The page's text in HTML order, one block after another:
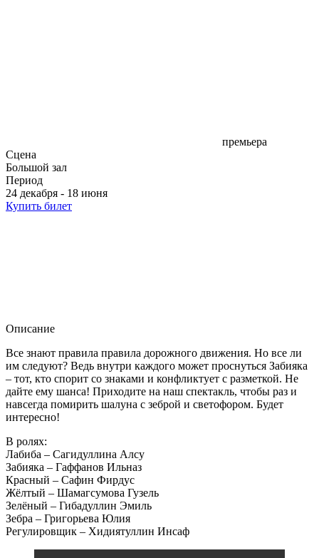
премьера
Сцена
Большой зал
Период
24 декабря - 18 июня
Купить билет
Описание
Все знают правила правила дорожного движения. Но все ли
им следуют? Ведь внутри каждого может проснуться Забияка
– тот, кто спорит со знаками и конфликтует с разметкой. Не
дайте ему шанса! Приходите на наш спектакль, чтобы раз и
навсегда помирить шалуна с зеброй и светофором. Будет
интересно!
В ролях:
Лабиба – Сагидуллина Алсу
Забияка – Гаффанов Ильназ
Красный – Сафин Фирдус
Жёлтый – Шамагсумова Гузель
Зелёный – Гибадуллин Эмиль
Зебра – Григорьева Юлия
Регулировщик – Хидиятуллин Инсаф